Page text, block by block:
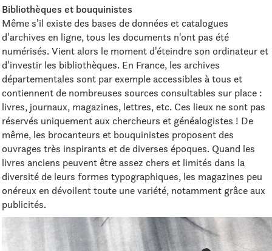
Bibliothèques et bouquinistes
Même s'il existe des bases de données et catalogues
d'archives en ligne, tous les documents n'ont pas été
numérisés. Vient alors le moment d'éteindre son ordinateur et
d'investir les bibliothèques. En France, les archives
départementales sont par exemple accessibles à tous et
contiennent de nombreuses sources consultables sur place :
livres, journaux, magazines, lettres, etc. Ces lieux ne sont pas
réservés uniquement aux chercheurs et généalogistes ! De
même, les brocanteurs et bouquinistes proposent des
ouvrages très inspirants et de diverses époques. Quand les
livres anciens peuvent être assez chers et limités dans la
diversité de leurs formes typographiques, les magazines peu
onéreux en dévoilent toute une variété, notamment grâce aux
publicités.